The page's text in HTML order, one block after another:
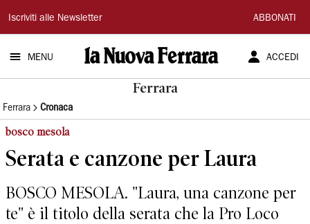
La
Nuova
Ferrara
Iscriviti alle Newsletter ABBONATI
MENU ACCEDI
Ferrara
Ferrara Cronaca
bosco mesola
Serata e canzone per Laura
BOSCO MESOLA. "Laura, una canzone per
te" è il titolo della serata che la Pro Loco